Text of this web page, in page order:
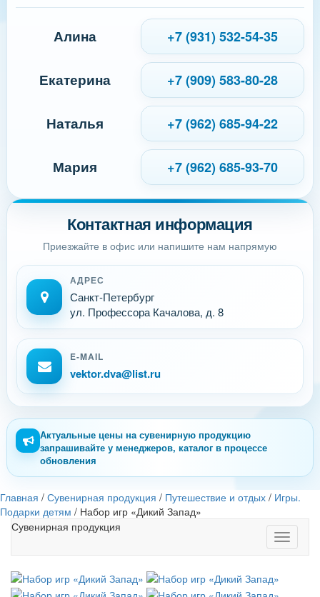
Контактная информация
Приезжайте в офис или напишите нам напрямую
АДРЕС
Санкт-Петербург
ул. Профессора Качалова, д. 8
E-MAIL
vektor.dva@list.ru
Алина +7 (931) 532-54-35
Екатерина +7 (909) 583-80-28
Наталья +7 (962) 685-94-22
Мария +7 (962) 685-93-70
Актуальные цены на сувенирную продукцию
запрашивайте у менеджеров, каталог в процессе
обновления
Главная / Сувенирная продукция / Путешествие и отдых / Игры.
Подарки детям / Набор игр «Дикий Запад»
Toggle
Сувенирная продукция